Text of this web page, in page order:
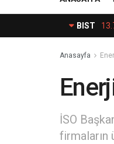
BIST
Anasayfa
İSO